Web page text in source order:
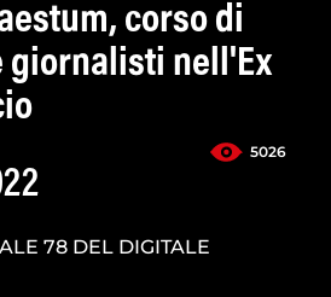
corso di
giornalisti nell'Ex
5026
78 DEL DIGITALE